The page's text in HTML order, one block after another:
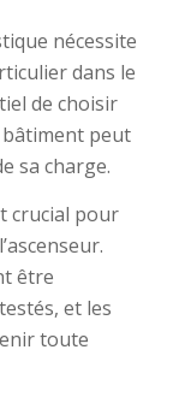
nécessite
dans le
de choisir
peut
sa charge.
crucial pour
être
et les
toute